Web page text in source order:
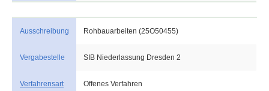
Ausschreibung Rohbauarbeiten (25O50455)
Vergabestelle SIB Niederlassung Dresden 2
Verfahrensart Offenes Verfahren